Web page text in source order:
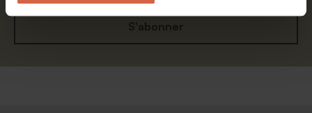
S'abonner